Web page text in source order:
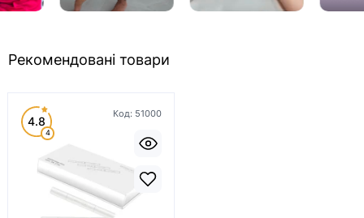
Рекомендовані товари
Код: 51000
4.8
4